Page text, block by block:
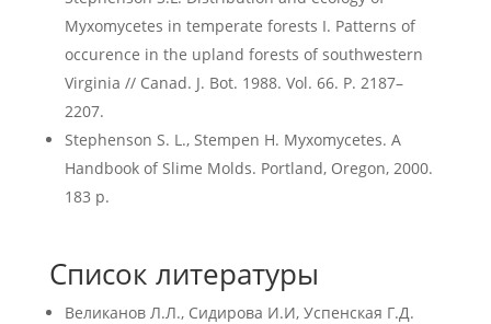
Myxomycetes in temperate forests I. Patterns of
occurence in the upland forests of southwestern
Virginia // Canad. J. Bot. 1988. Vol. 66. P. 2187–
2207.
Stephenson S. L., Stempen H. Myxomycetes. A
Handbook of Slime Molds. Portland, Oregon, 2000.
183 p.
Список литературы
Великанов Л.Л., Сидирова И.И, Успенская Г.Д.